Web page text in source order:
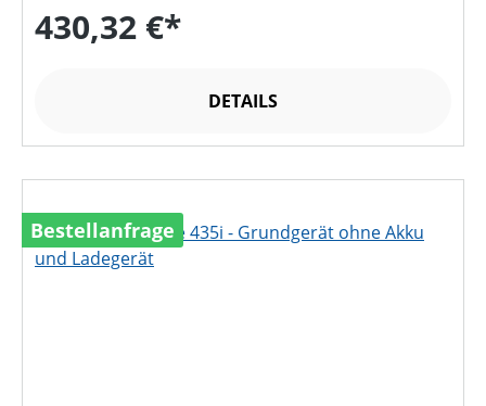
430,32 €*
DETAILS
Bestellanfrage